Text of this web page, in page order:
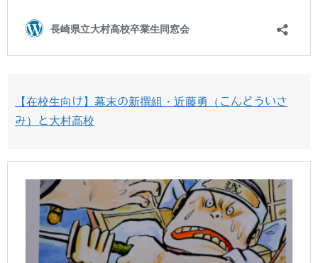
【在校生向け】幕末の新撰組・近藤勇（こんどういさ
み）と大村高校